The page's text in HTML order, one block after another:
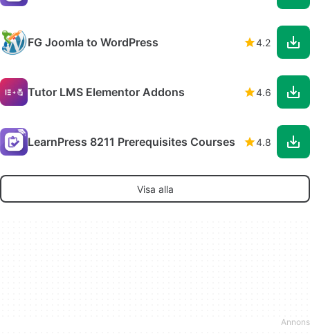
FG Joomla to WordPress 4.2
Tutor LMS Elementor Addons 4.6
LearnPress 8211 Prerequisites Courses 4.8
Visa alla